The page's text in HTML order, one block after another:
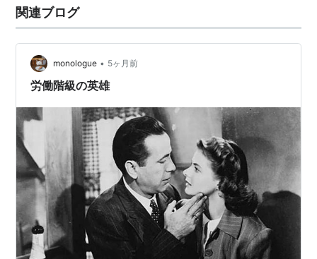
関連ブログ
monologue • 5ヶ月前
労働階級の英雄